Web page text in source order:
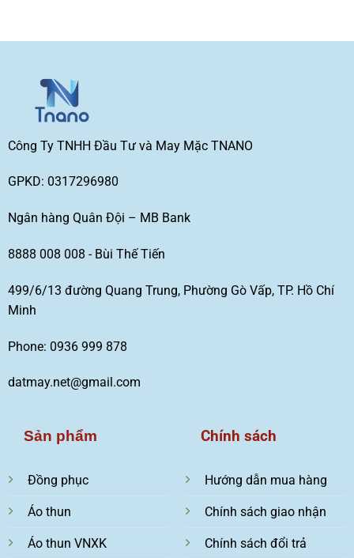
Công Ty TNHH Đầu Tư và May Mặc TNANO
GPKD: 0317296980
Ngân hàng Quân Đội – MB Bank
8888 008 008 - Bùi Thế Tiến
499/6/13 đường Quang Trung, Phường Gò Vấp, TP. Hồ Chí
Minh
Phone: 0936 999 878
datmay.net@gmail.com
Sản phẩm
Đồng phục
Áo thun
Áo thun VNXK
Chính sách
Hướng dẫn mua hàng
Chính sách giao nhận
Chính sách đổi trả